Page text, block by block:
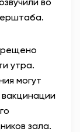
утра.
могут
зала.